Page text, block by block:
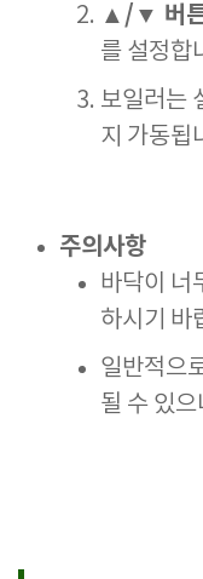
▲/▼ 버
를 설정
보일러는
지 가동됩
주의사항
바닥이 너
하시기 바
일반적으
될 수 있